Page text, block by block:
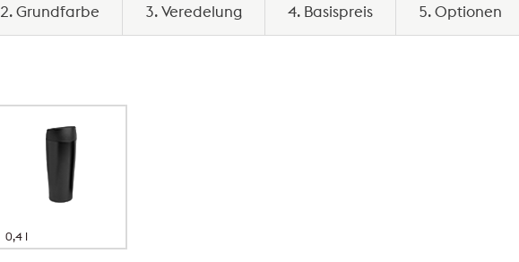
2. Grundfarbe 3. Veredelung 4. Basispreis 5. Optionen
0,4 l